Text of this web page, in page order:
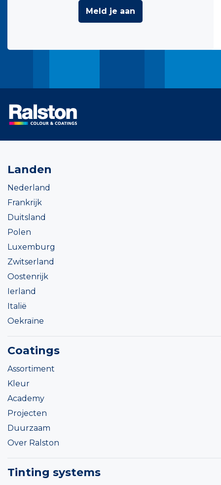
Meld je aan
Landen
Nederland
Frankrijk
Duitsland
Polen
Luxemburg
Zwitserland
Oostenrijk
Ierland
Italië
Oekraïne
Coatings
Assortiment
Kleur
Academy
Projecten
Duurzaam
Over Ralston
Tinting systems